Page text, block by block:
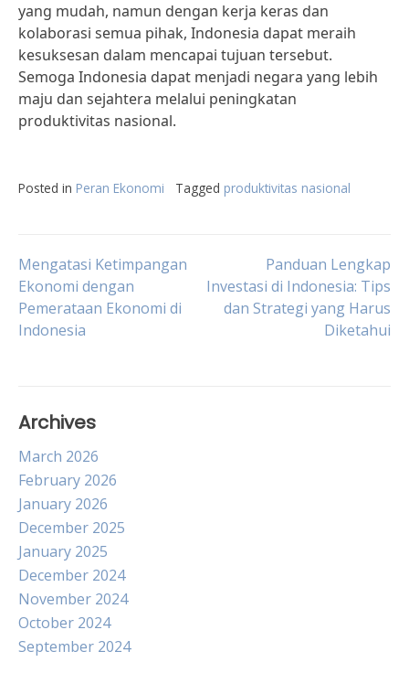
yang mudah, namun dengan kerja keras dan
kolaborasi semua pihak, Indonesia dapat meraih
kesuksesan dalam mencapai tujuan tersebut.
Semoga Indonesia dapat menjadi negara yang lebih
maju dan sejahtera melalui peningkatan
produktivitas nasional.
Posted in Peran Ekonomi Tagged produktivitas nasional
Post
navigation
Mengatasi Ketimpangan
Ekonomi dengan
Pemerataan Ekonomi di
Indonesia
Panduan Lengkap
Investasi di Indonesia: Tips
dan Strategi yang Harus
Diketahui
Archives
March 2026
February 2026
January 2026
December 2025
January 2025
December 2024
November 2024
October 2024
September 2024